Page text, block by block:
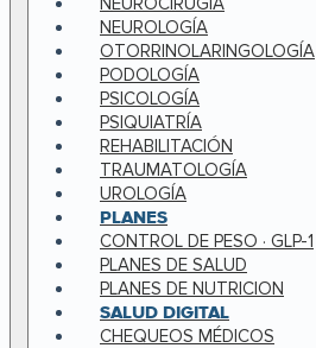
NEUROLOGÍA
OTORRINOLARINGOLOGÍA
PODOLOGÍA
PSICOLOGÍA
PSIQUIATRÍA
REHABILITACIÓN
TRAUMATOLOGÍA
UROLOGÍA
PLANES
CONTROL DE PESO · GLP-1
PLANES DE SALUD
PLANES DE NUTRICION
SALUD DIGITAL
CHEQUEOS MÉDICOS